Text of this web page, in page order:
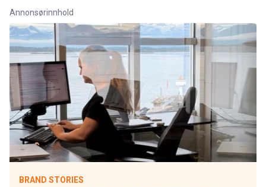
Annonsørinnhold
BRAND STORIES